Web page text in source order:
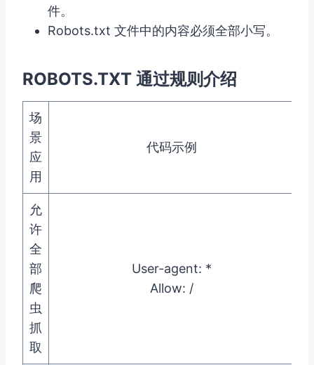
件。
Robots.txt 文件中的内容必须全部小写。
ROBOTS.TXT 通过规则介绍
场
景
应
用
代码示例
允
许
全
部
爬
虫
抓
取
User-agent: *
Allow: /